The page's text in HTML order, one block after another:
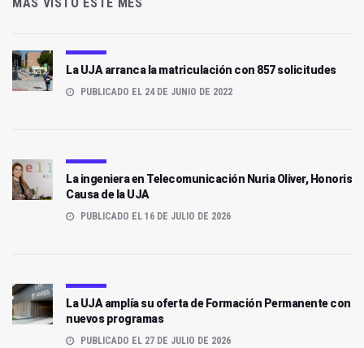
MÁS VISTO ESTE MES
La UJA arranca la matriculación con 857 solicitudes
PUBLICADO EL 24 DE JUNIO DE 2022
La ingeniera en Telecomunicación Nuria Oliver, Honoris
Causa de la UJA
PUBLICADO EL 16 DE JULIO DE 2026
La UJA amplía su oferta de Formación Permanente con
nuevos programas
PUBLICADO EL 27 DE JULIO DE 2026